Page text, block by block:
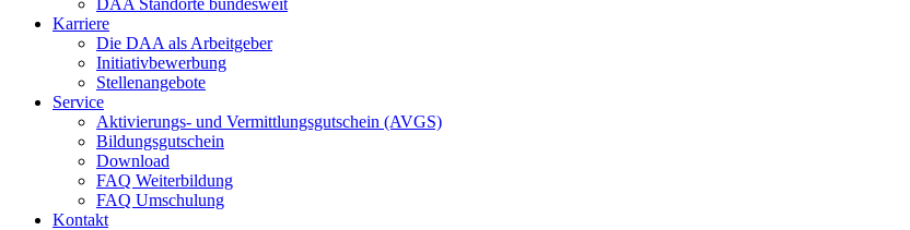
DAA Standorte bundesweit
Karriere
Die DAA als Arbeitgeber
Initiativbewerbung
Stellenangebote
Service
Aktivierungs- und Vermittlungsgutschein (AVGS)
Bildungsgutschein
Download
FAQ Weiterbildung
FAQ Umschulung
Kontakt